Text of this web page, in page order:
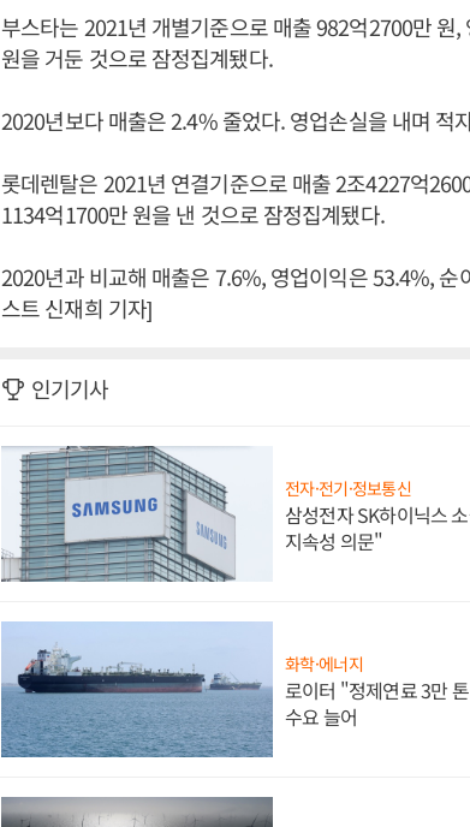
부스타는 2021년 개별기준으로 매출 982억2700만 원
원을 거둔 것으로 잠정집계됐다.
2020년보다 매출은 2.4% 줄었다. 영업손실을 내며 적
롯데렌탈은 2021년 연결기준으로 매출 2조4227억
1134억1700만 원을 낸 것으로 잠정집계됐다.
2020년과 비교해 매출은 7.6%, 영업이익은 53.4%,
스트 신재희 기자]
인기기사
전자·전기·정보통신
삼성전자 SK하이닉스
지속성 의문"
화학·에너지
로이터 "정제연료 3만
수요 늘어